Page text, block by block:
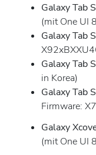
Galaxy Tab
(mit One UI
Galaxy Tab
Galaxy Tab
in Korea)
Galaxy Tab
Firmware:
Galaxy
(mit One UI